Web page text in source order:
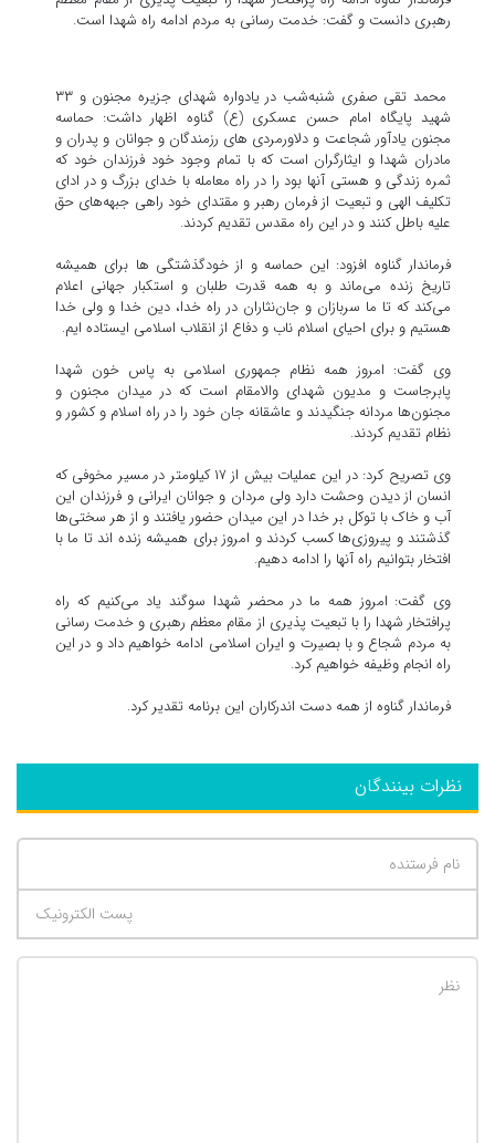
رهبری دانست و گفت: خدمت رسانی به مردم ادامه راه شهدا است.
محمد تقی صفری شنبه‌شب در یادواره شهدای جزیره مجنون و ۳۳
شهید پایگاه امام حسن عسکری (ع) گناوه اظهار داشت: حماسه
مجنون یادآور شجاعت و دلاورمردی های رزمندگان و جوانان و پدران و
مادران شهدا و ایثارگران است که با تمام وجود خود فرزندان خود که
ثمره زندگی و هستی آنها بود را در راه معامله با خدای بزرگ و در ادای
تکلیف الهی و تبعیت از فرمان رهبر و مقتدای خود راهی جبهه‌های حق
علیه باطل کنند و در این راه مقدس تقدیم کردند.
فرماندار گناوه افزود: این حماسه و از خودگذشتگی ها برای همیشه
تاریخ زنده می‌ماند و به همه قدرت طلبان و استکبار جهانی اعلام
می‌کند که تا ما سربازان و جان‌نثاران در راه خدا، دین خدا و ولی خدا
هستیم و برای احیای اسلام ناب و دفاع از انقلاب اسلامی ایستاده ایم.
وی گفت: امروز همه نظام جمهوری اسلامی به پاس خون شهدا
پابرجاست و مدیون شهدای والامقام است که در میدان مجنون و
مجنون‌ها مردانه جنگیدند و عاشقانه جان خود را در راه اسلام و کشور و
نظام تقدیم کردند.
وی تصریح کرد: در این عملیات بیش از ۱۷ کیلومتر در مسیر مخوفی که
انسان از دیدن وحشت دارد ولی مردان و جوانان ایرانی و فرزندان این
آب و خاک با توکل بر خدا در این میدان حضور یافتند و از هر سختی‌ها
گذشتند و پیروزی‌ها کسب کردند و امروز برای همیشه زنده اند تا ما با
افتخار بتوانیم راه آنها را ادامه دهیم.
وی گفت: امروز همه ما در محضر شهدا سوگند یاد می‌کنیم که راه
پرافتخار شهدا را با تبعیت پذیری از مقام معظم رهبری و خدمت رسانی
به مردم شجاع و با بصیرت و ایران اسلامی ادامه خواهیم داد و در این
راه انجام وظیفه خواهیم کرد.
فرماندار گناوه از همه دست اندرکاران این برنامه تقدیر کرد.
نظرات بینندگان